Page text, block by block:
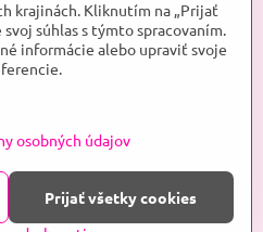
s.r.o.
ochrany osobných údajov
používania
krajinách. Kliknutím na „Prijať
súhlas s týmto spracovaním.
informácie alebo upraviť svoje
osobných údajov
Prijať všetky cookies